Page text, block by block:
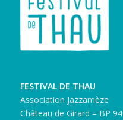
FESTIVAL DE THAU
Association Jazzamèze
Château de Girard – BP 94